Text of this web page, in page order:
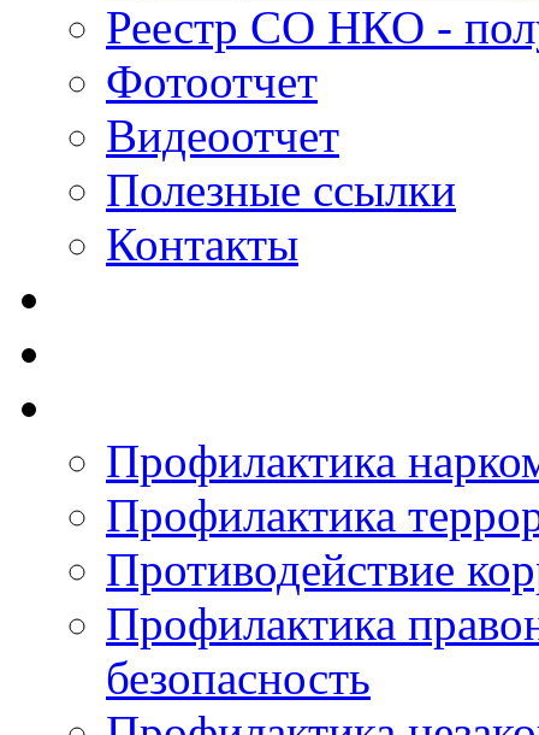
Реестр СО НКО -
Фотоотчет
Видеоотчет
Полезные ссылки
Контакты
Профилактика
Профилактика
Противодействие
Профилактика
безопасность